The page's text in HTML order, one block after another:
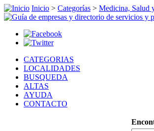
Inicio > Categorías > Medicina, Salud
CATEGORIAS
LOCALIDADES
BUSQUEDA
ALTAS
AYUDA
CONTACTO